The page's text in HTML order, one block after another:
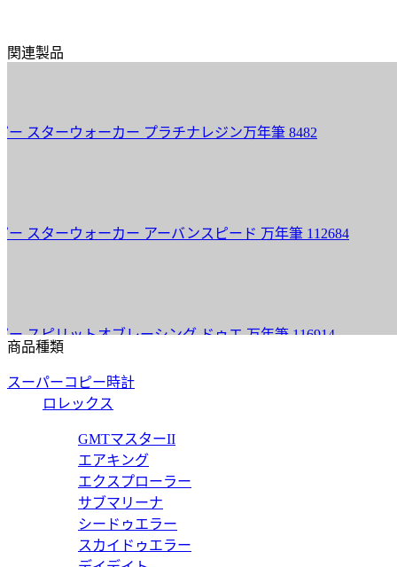
関連製品
ターウォーカー プラチナレジン万年筆 8482
ターウォーカー アーバンスピード 万年筆 112684
ピリットオブレーシング ドゥエ 万年筆 116914
ターウォーカー スピリットオブレーシング メタル 万年筆
ーウォーカー ウルトラブラック 万年筆 118462
商品種類
スーパーコピー時計
ロレックス
GMTマスターII
エアキング
エクスプローラー
サブマリーナ
シードゥエラー
スカイドゥエラー